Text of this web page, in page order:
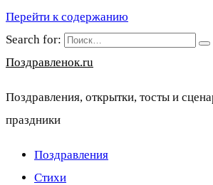
Перейти к содержанию
Search for:
Поздравленок.ru
Поздравления, открытки, тосты и
праздники
Поздравления
Стихи